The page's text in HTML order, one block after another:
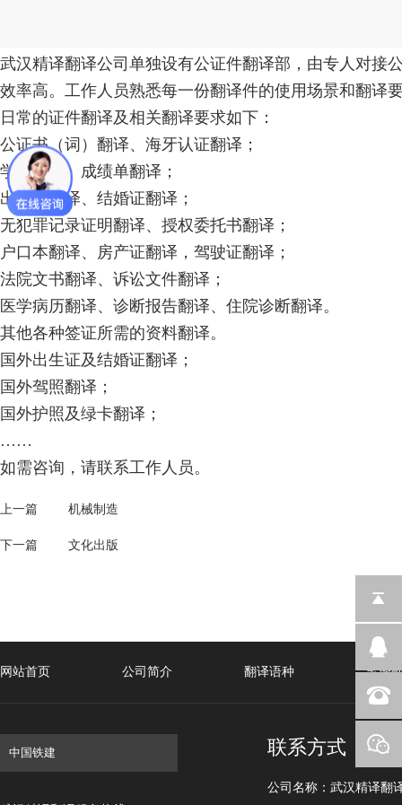
武汉精译翻译公司单独设有公证件翻译部，由专人对接
效率高。工作人员熟悉每一份翻译件的使用场景和翻译
日常的证件翻译及相关翻译要求如下：
公证书（词）翻译、海牙认证翻译；
学历翻译、成绩单翻译；
出生证翻译、结婚证翻译；
无犯罪记录证明翻译、授权委托书翻译；
户口本翻译、房产证翻译，驾驶证翻译；
法院文书翻译、诉讼文件翻译；
医学病历翻译、诊断报告翻译、住院诊断翻译。
其他各种签证所需的资料翻译。
国外出生证及结婚证翻译；
国外驾照翻译；
国外护照及绿卡翻译；
……
如需咨询，请联系工作人员。
上一篇 机械制造
下一篇 文化出版
网站首页 公司简介 翻译语种 笔译
联系方式
公司名称：武汉精译翻